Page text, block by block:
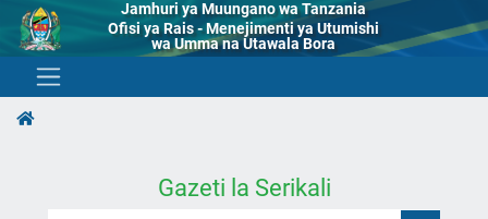
Jamhuri ya Muungano wa Tanzania
Ofisi ya Rais - Menejimenti ya Utumishi
wa Umma na Utawala Bora
Gazeti la Serikali